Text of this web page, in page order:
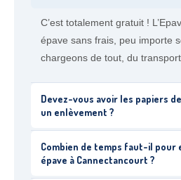
C’est totalement gratuit !
épave sans frais, peu importe
chargeons de tout, du
Devez-vous avoir les papiers
un enlèvement ?
Combien de temps faut-il pour
épave à Cannectancourt ?